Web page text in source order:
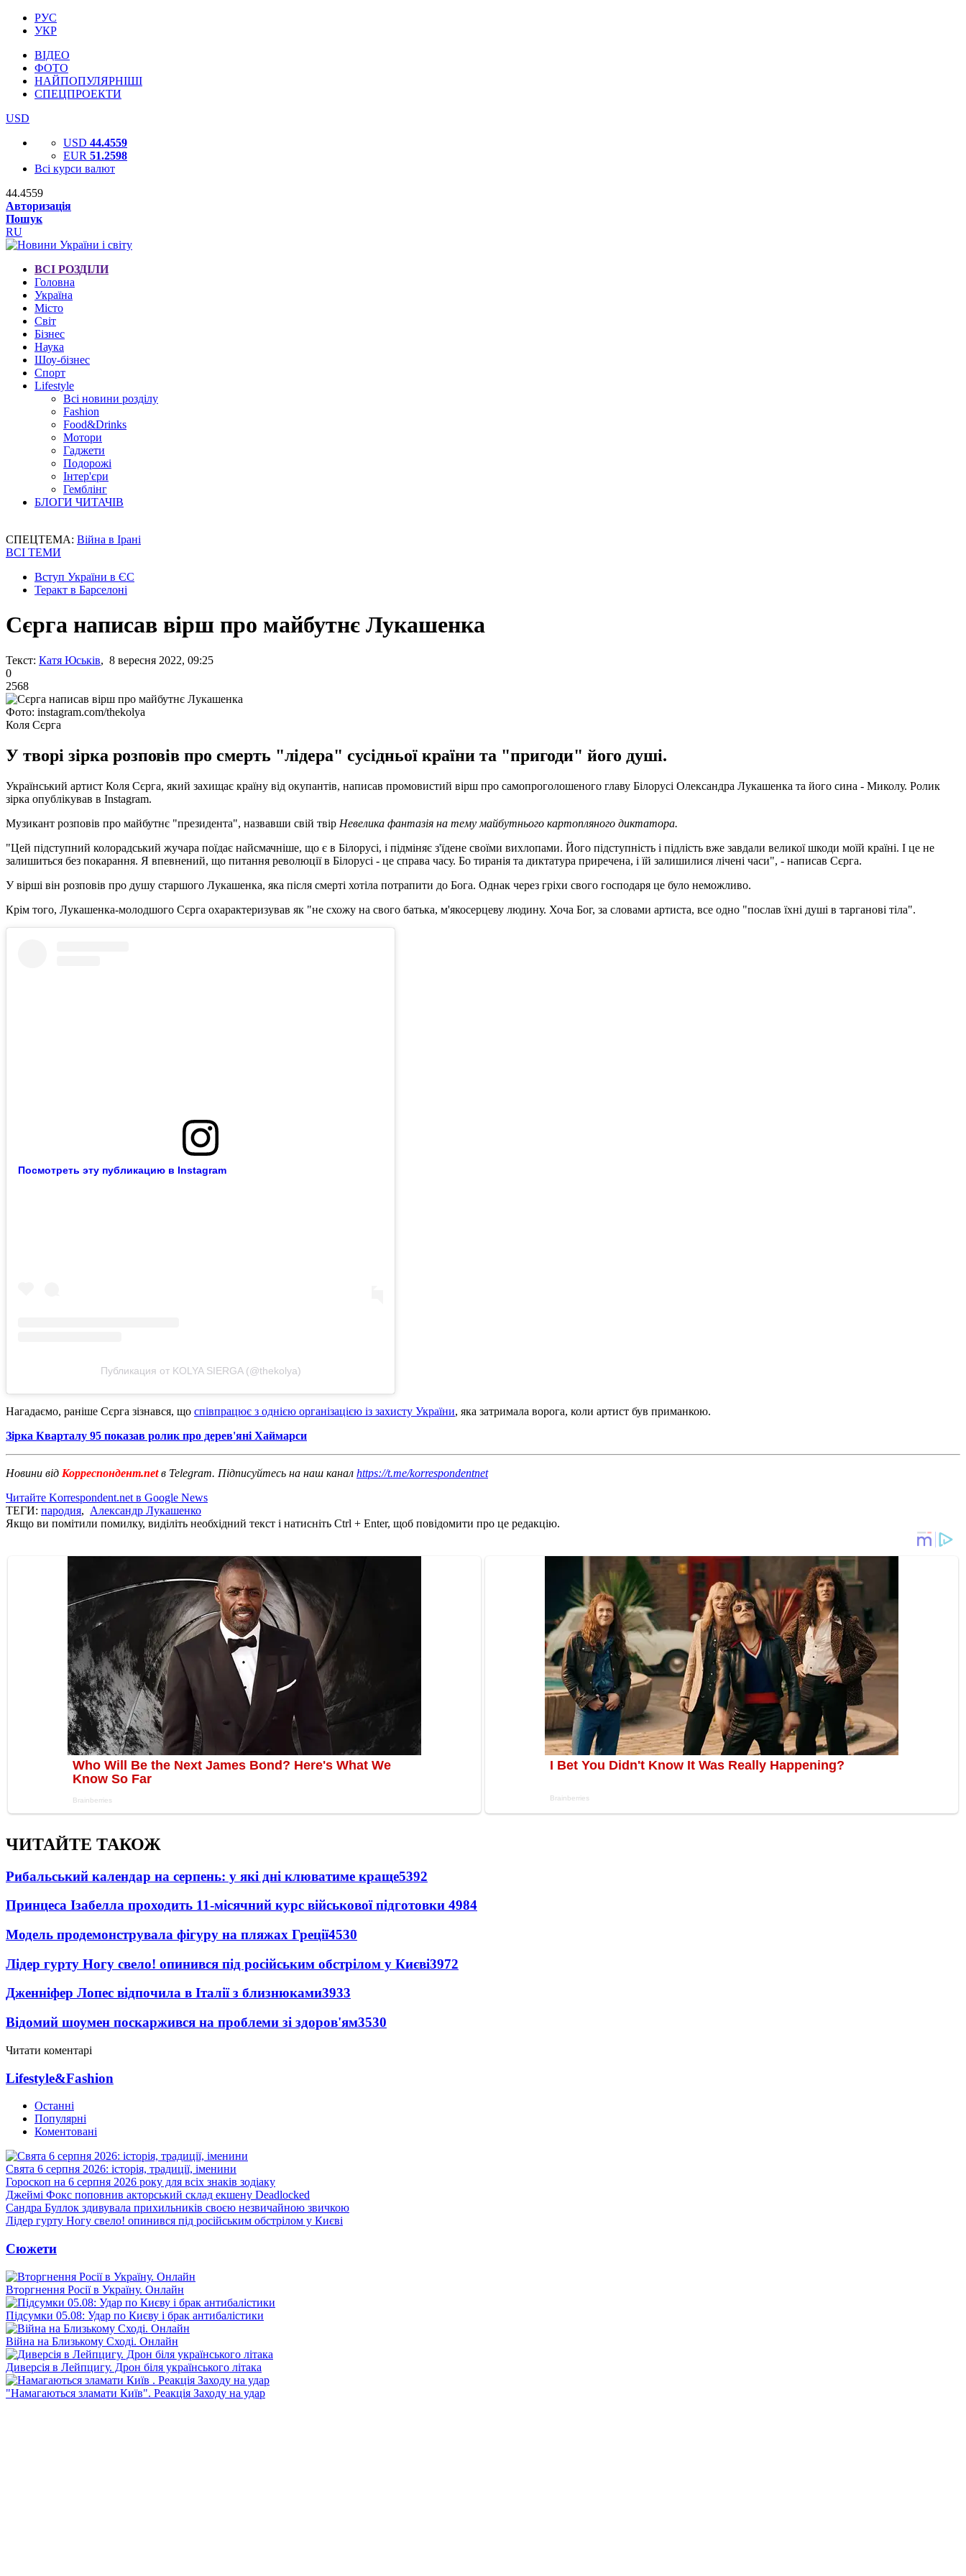
РУС
УКР
ВІДЕО
ФОТО
НАЙПОПУЛЯРНІШІ
СПЕЦПРОЕКТИ
USD
USD 44.4559
EUR 51.2598
Всі курси валют
44.4559
Авторизація
Пошук
RU
ВСІ РОЗДІЛИ
Головна
Україна
Місто
Світ
Бізнес
Наука
Шоу-бізнес
Спорт
Lifestyle
Всі новини розділу
Fashion
Food&Drinks
Мотори
Гаджети
Подорожі
Інтер'єри
Гемблінг
БЛОГИ ЧИТАЧІВ
СПЕЦТЕМА: Війна в Ірані
ВСІ ТЕМИ
Вступ України в ЄС
Теракт в Барселоні
Сєрга написав вірш про майбутнє Лукашенка
Текст: Катя Юськів, 8 вересня 2022, 09:25
0
2568
Фото: instagram.com/thekolya
Коля Сєрга
У творі зірка розповів про смерть "лідера" сусідньої країни та "пригоди" його душі.
Український артист Коля Сєрга, який захищає країну від окупантів, написав промовистий вірш про самопроголошеного главу Білорусі Олександра Лукашенка та його сина - Миколу. Ролик
зірка опублікував в Instagram.
Музикант розповів про майбутнє "президента", назвавши свій твір Невелика фантазія на тему майбутнього картопляного диктатора.
"Цей підступний колорадський жучара поїдає найсмачніше, що є в Білорусі, і підміняє з'їдене своїми вихлопами. Його підступність і підлість вже завдали великої шкоди моїй країні. І це не
залишиться без покарання. Я впевнений, що питання революції в Білорусі - це справа часу. Бо тиранія та диктатура приречена, і їй залишилися лічені часи", - написав Сєрга.
У вірші він розповів про душу старшого Лукашенка, яка після смерті хотіла потрапити до Бога. Однак через гріхи свого господаря це було неможливо.
Крім того, Лукашенка-молодшого Сєрга охарактеризував як "не схожу на свого батька, м'якосерцеву людину. Хоча Бог, за словами артиста, все одно "послав їхні душі в тарганові тіла".
Посмотреть эту публикацию в Instagram
Публикация от KOLYA SIERGA (@thekolya)
Нагадаємо, раніше Сєрга зізнався, що співпрацює з однією організацією із захисту України, яка затримала ворога, коли артист був приманкою.
Зірка Кварталу 95 показав ролик про дерев'яні Хаймарси
Новини від Корреспондент.netв Telegram. Підписуйтесь на наш канал https://t.me/korrespondentnet
Читайте Korrespondent.net в Google News
ТЕГИ: пародия, Александр Лукашенко
Якщо ви помітили помилку, виділіть необхідний текст і натисніть Ctrl + Enter, щоб повідомити про це редакцію.
ЧИТАЙТЕ ТАКОЖ
Рибальський календар на серпень: у які дні клюватиме краще5392
Принцеса Ізабелла проходить 11-місячний курс військової підготовки 4984
Модель продемонструвала фігуру на пляжах Греції4530
Лідер гурту Ногу свело! опинився під російським обстрілом у Києві3972
Дженніфер Лопес відпочила в Італії з близнюками3933
Відомий шоумен поскаржився на проблеми зі здоров'ям3530
Читати коментарі
Lifestyle&Fashion
Останні
Популярні
Коментовані
Свята 6 серпня 2026: історія, традиції, іменини
Гороскоп на 6 серпня 2026 року для всіх знаків зодіаку
Джеймі Фокс поповнив акторський склад екшену Deadlocked
Сандра Буллок здивувала прихильників своєю незвичайною звичкою
Лідер гурту Ногу свело! опинився під російським обстрілом у Києві
Сюжети
Вторгнення Росії в Україну. Онлайн
Підсумки 05.08: Удар по Києву і брак антибалістики
Війна на Близькому Сході. Онлайн
Диверсія в Лейпцигу. Дрон біля українського літака
"Намагаються зламати Київ". Реакція Заходу на удар